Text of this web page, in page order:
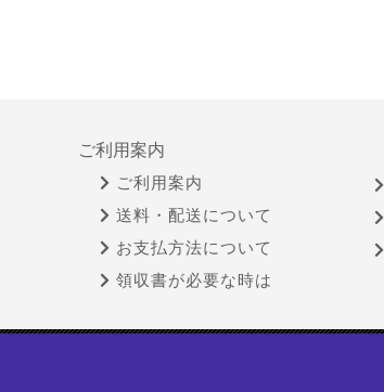
ご利用案内
ご利用案内
送料・配送について
お支払方法について
領収書が必要な時は